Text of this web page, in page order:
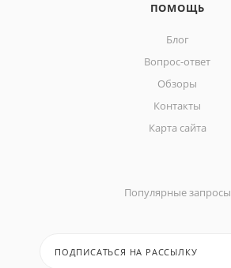
ПОМОЩЬ
Блог
Вопрос-ответ
Обзоры
Контакты
Карта сайта
Популярные запросы
ПОДПИСАТЬСЯ НА РАССЫЛКУ